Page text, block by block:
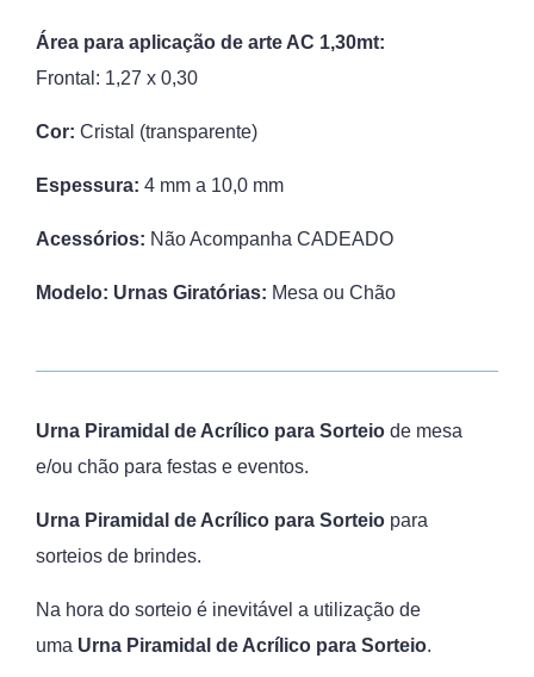
Área para aplicação de arte AC 1,30mt:
Frontal: 1,27 x 0,30
Cor: Cristal (transparente)
Espessura: 4 mm a 10,0 mm
Acessórios: Não Acompanha CADEADO
Modelo: Urnas Giratórias: Mesa ou Chão
Urna Piramidal de Acrílico para Sorteio de mesa
e/ou chão para festas e eventos.
Urna Piramidal de Acrílico para Sorteio para
sorteios de brindes.
Na hora do sorteio é inevitável a utilização de
uma Urna Piramidal de Acrílico para Sorteio.